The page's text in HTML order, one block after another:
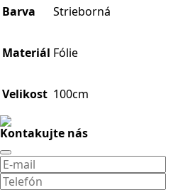
Barva Strieborná
Materiál Fólie
Velikost 100cm
Kontakujte nás